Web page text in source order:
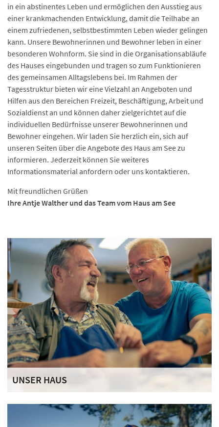
in ein abstinentes Leben und ermöglichen den Ausstieg aus
einer krankmachenden Entwicklung, damit die Teilhabe an
einem zufriedenen, selbstbestimmten Leben wieder gelingen
kann. Unsere Bewohnerinnen und Bewohner leben in einer
besonderen Wohnform. Sie sind in die Organisationsabläufe
des Hauses eingebunden und tragen so zum Funktionieren
des gemeinsamen Alltagslebens bei. Im Rahmen der
Tagesstruktur bieten wir eine Vielzahl an Angeboten und
Hilfen aus den Bereichen Freizeit, Beschäftigung, Arbeit und
Sozialdienst an und können daher zielgerichtet auf die
individuellen Bedürfnisse unserer Bewohnerinnen und
Bewohner eingehen. Wir laden Sie herzlich ein, sich auf
unseren Seiten über die Angebote des Haus am See zu
informieren. Jederzeit können Sie weiteres
Informationsmaterial anfordern oder uns kontaktieren.
Mit freundlichen Grüßen
Ihre Antje Walther und das Team vom Haus am See
UNSER HAUS
27 Plätze für erwachsene Männer und Frauen mit einer
chronischen Alkohol- oder Medikamentenabhängigkeit.